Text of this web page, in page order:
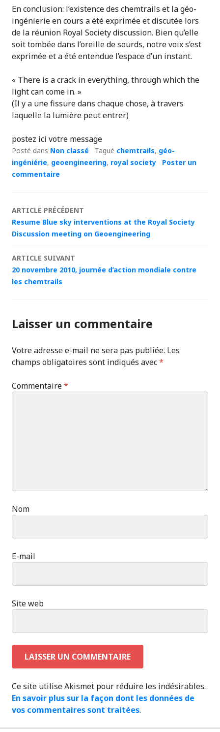
En conclusion: l’existence des chemtrails et la géo-
ingénierie en cours a été exprimée et discutée lors
de la réunion Royal Society discussion. Bien qu’elle
soit tombée dans l’oreille de sourds, notre voix s’est
exprimée et a été entendue l’espace d’un instant.
« There is a crack in everything, through which the
light can come in. »
(Il y a une fissure dans chaque chose, à travers
laquelle la lumière peut entrer)
postez ici votre message
Posté dans Non classé Tagué chemtrails, géo-
ingéniérie, geoengineering, royal society
Poster un
commentaire
Navigation
des
articles
ARTICLE PRÉCÉDENT
Resume Blue sky interventions at the Royal Society
Discussion meeting on Geoengineering
ARTICLE SUIVANT
20 novembre 2010, journée d’action mondiale contre
les chemtrails
Laisser un commentaire
Votre adresse e-mail ne sera pas publiée. Les
champs obligatoires sont indiqués avec*
Commentaire*
Nom
E-mail
Site web
Ce site utilise Akismet pour réduire les indésirables.
En savoir plus sur la façon dont les données de
vos commentaires sont traitées.